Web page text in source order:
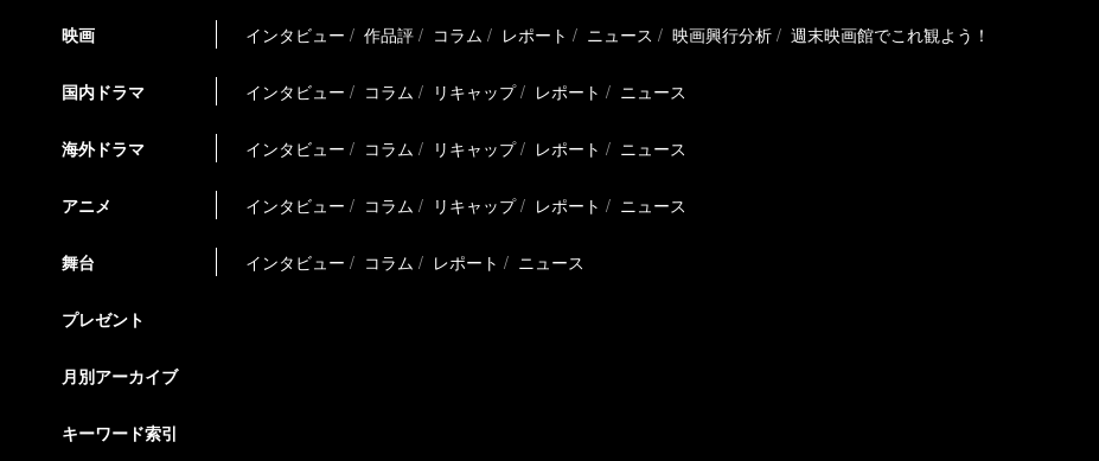
映画 インタビュー 作品評 コラム レポート ニュース 映画興行分析 週末映画館でこれ観よう！
国内ドラマ インタビュー コラム リキャップ レポート ニュース
海外ドラマ インタビュー コラム リキャップ レポート ニュース
アニメ インタビュー コラム リキャップ レポート ニュース
舞台 インタビュー コラム レポート ニュース
プレゼント
月別アーカイブ
キーワード索引